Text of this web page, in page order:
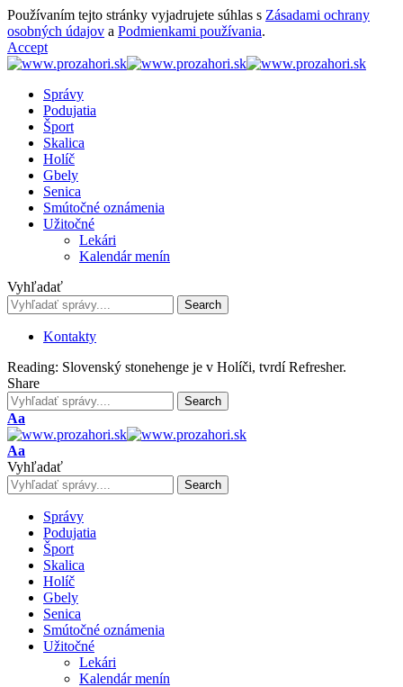
Používaním tejto stránky vyjadrujete súhlas s Zásadami ochrany
osobných údajov a Podmienkami používania.
Accept
Správy
Podujatia
Šport
Skalica
Holíč
Gbely
Senica
Smútočné oznámenia
Užitočné
Lekári
Kalendár menín
Vyhľadať
Kontakty
Reading: Slovenský stonehenge je v Holíči, tvrdí Refresher.
Share
Font
Resizer
Aa
Font
Resizer
Aa
Vyhľadať
Správy
Podujatia
Šport
Skalica
Holíč
Gbely
Senica
Smútočné oznámenia
Užitočné
Lekári
Kalendár menín